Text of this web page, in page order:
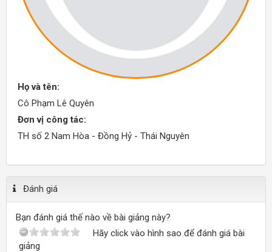
Họ và tên:
Cô Phạm Lê Quyên
Đơn vị công tác:
TH số 2 Nam Hòa - Đồng Hỷ - Thái Nguyên
Đánh giá
Bạn đánh giá thế nào về bài giảng này?
Hãy click vào hình sao để đánh giá bài
giảng